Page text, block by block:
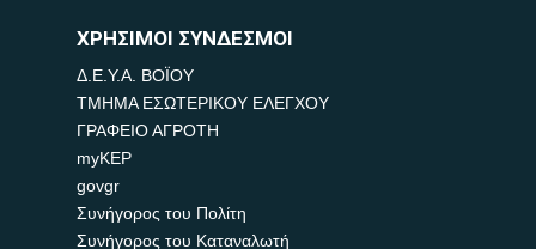
ΧΡΗΣΙΜΟΙ ΣΥΝΔΕΣΜΟΙ
Δ.Ε.Υ.Α. ΒΟΪΟΥ
ΤΜΗΜΑ ΕΣΩΤΕΡΙΚΟΥ ΕΛΕΓΧΟΥ
ΓΡΑΦΕΙΟ ΑΓΡΟΤΗ
myKEP
govgr
Συνήγορος του Πολίτη
Συνήγορος του Καταναλωτή